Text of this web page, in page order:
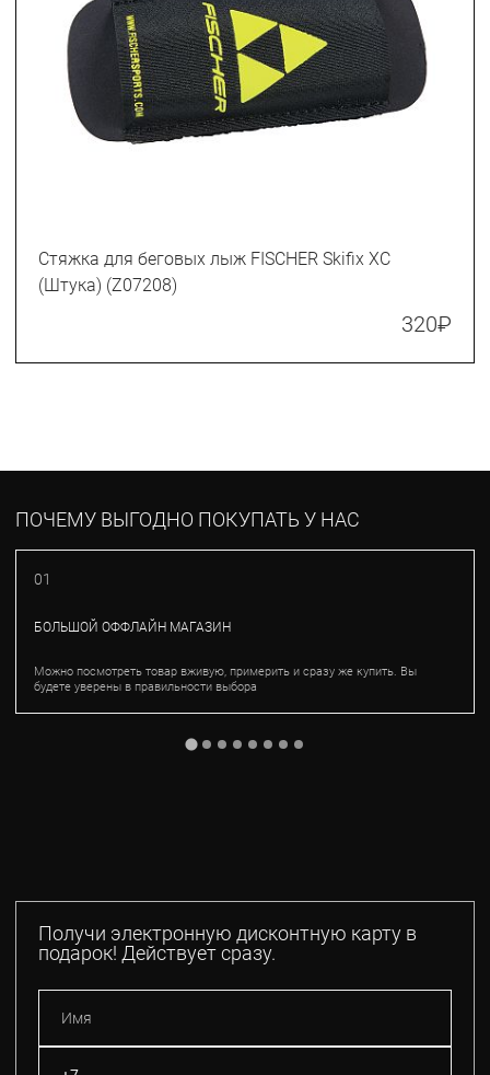
Стяжка для беговых лыж FISCHER Skifix XC
(Штука) (Z07208)
320₽
ПОЧЕМУ ВЫГОДНО ПОКУПАТЬ У НАС
01
БОЛЬШОЙ ОФФЛАЙН МАГАЗИН
Можно посмотреть товар вживую, примерить и сразу же купить. Вы
будете уверены в правильности выбора
Получи электронную дисконтную карту в
подарок! Действует сразу.